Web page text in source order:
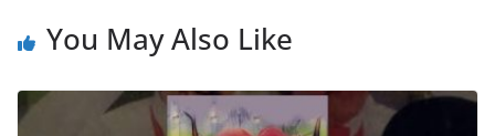
You May Also Like